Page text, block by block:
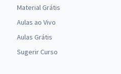
Comprar
Material Grátis
Aulas ao Vivo
Aulas Grátis
Sugerir Curso